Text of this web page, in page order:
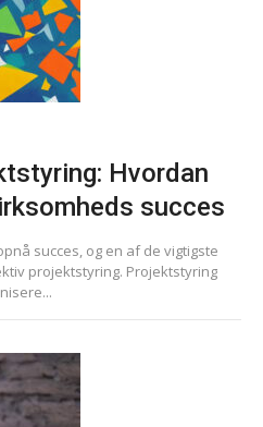
Hvordan
succes
succes, og en af de vigtigste
projektstyring. Projektstyring